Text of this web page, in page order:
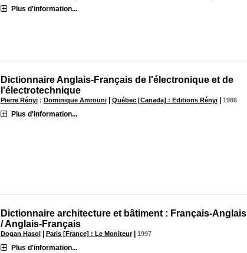
Plus d'information...
Dictionnaire Anglais-Français de l'électronique et de
l'électrotechnique
Pierre Rényi; Dominique Amrouni Québec [Canada] : Editions Rényi| 1986
Plus d'information...
Dictionnaire architecture et bâtiment : Français-Anglais
/ Anglais-Français
Dogan Hasol Paris [France] : Le Moniteur| 1997
Plus d'information...